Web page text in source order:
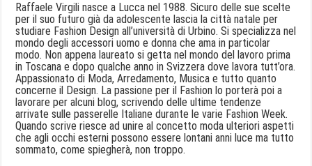
Raffaele Virgili nasce a Lucca nel 1988. Sicuro delle sue scelte
per il suo futuro già da adolescente lascia la città natale per
studiare Fashion Design all’università di Urbino. Si specializza nel
mondo degli accessori uomo e donna che ama in particolar
modo. Non appena laureato si getta nel mondo del lavoro prima
in Toscana e dopo qualche anno in Svizzera dove lavora tutt’ora.
Appassionato di Moda, Arredamento, Musica e tutto quanto
concerne il Design. La passione per il Fashion lo porterà poi a
lavorare per alcuni blog, scrivendo delle ultime tendenze
arrivate sulle passerelle Italiane durante le varie Fashion Week.
Quando scrive riesce ad unire al concetto moda ulteriori aspetti
che agli occhi esterni possono essere lontani anni luce ma tutto
sommato, come spiegherà, non troppo.